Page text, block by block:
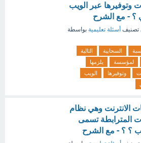
وتوفيرها عبر الويب
؟ - مع الشرح
تصنيف أسئلة تعليمية بواسطة
السحابية
التالية
لمؤسسة
يلزمها
وتوفيرها
الويب
الانترنت وهي نظام
المترابطة تسمى
؟ ؟ - مع الشرح